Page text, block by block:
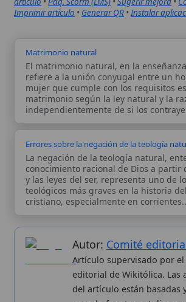
Autor:Comité editorial
del artículo están basadas y
usando fuentes catolicas:
patrísticos, de santos, artículos
teológicos, documentos
de concilios, encíclicas, fuentes
Wikitólica © 2026. Enciclopedia del
histórico y litúrgico de la Iglesia Católica. Parte de
deCurso Católico,Buscador CatólicoyCustodio
analíticas anónimas. Licencia CC BY-SA (texto).
Carlo Acutis.
Proceso editorial
Publicación seriada
Datos abiertos
Estadísticas
Aviso legal
Más visitados
Nuevas
Cambios
Aplicaciones
Kit de Prensa
Widgets para tu